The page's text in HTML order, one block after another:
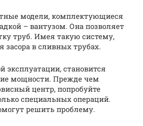
модели, комплектующиеся
– вантузом. Она позволяет
труб. Имея такую систему,
засора в сливных трубах.
эксплуатации, становится
мощности. Прежде чем
центр, попробуйте
специальных операций.
решить проблему.